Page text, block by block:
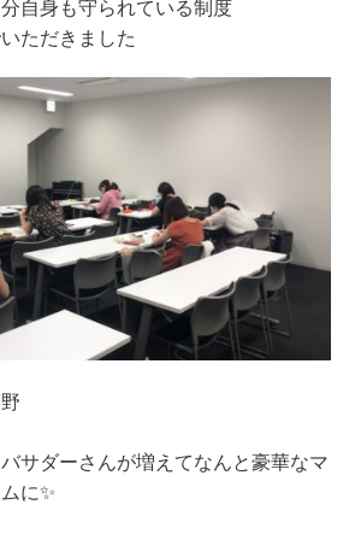
自身も守られている制度
ただきました
サダーさんが増えてなんと豪華なマ
に✨